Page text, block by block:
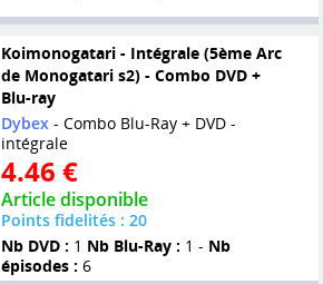
Koimonogatari - Intégrale (5ème Arc
de Monogatari s2) - Combo DVD +
Blu-ray
Dybex- Combo Blu-Ray + DVD -
intégrale
4.46 €
Article disponible
Points fidelités : 20
Nb DVD : 1 Nb Blu-Ray : 1 - Nb
épisodes : 6